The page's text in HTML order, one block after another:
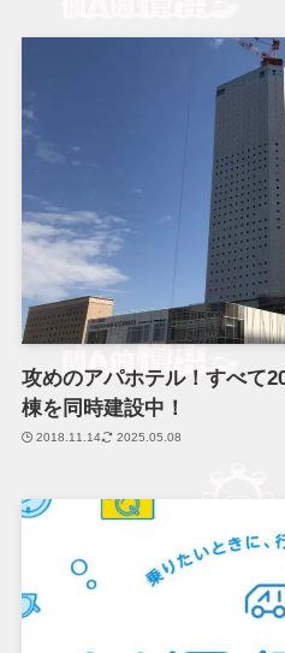
攻めのアパホテル！すべて
棟を同時建設中！
2018.11.14 2025.05.08